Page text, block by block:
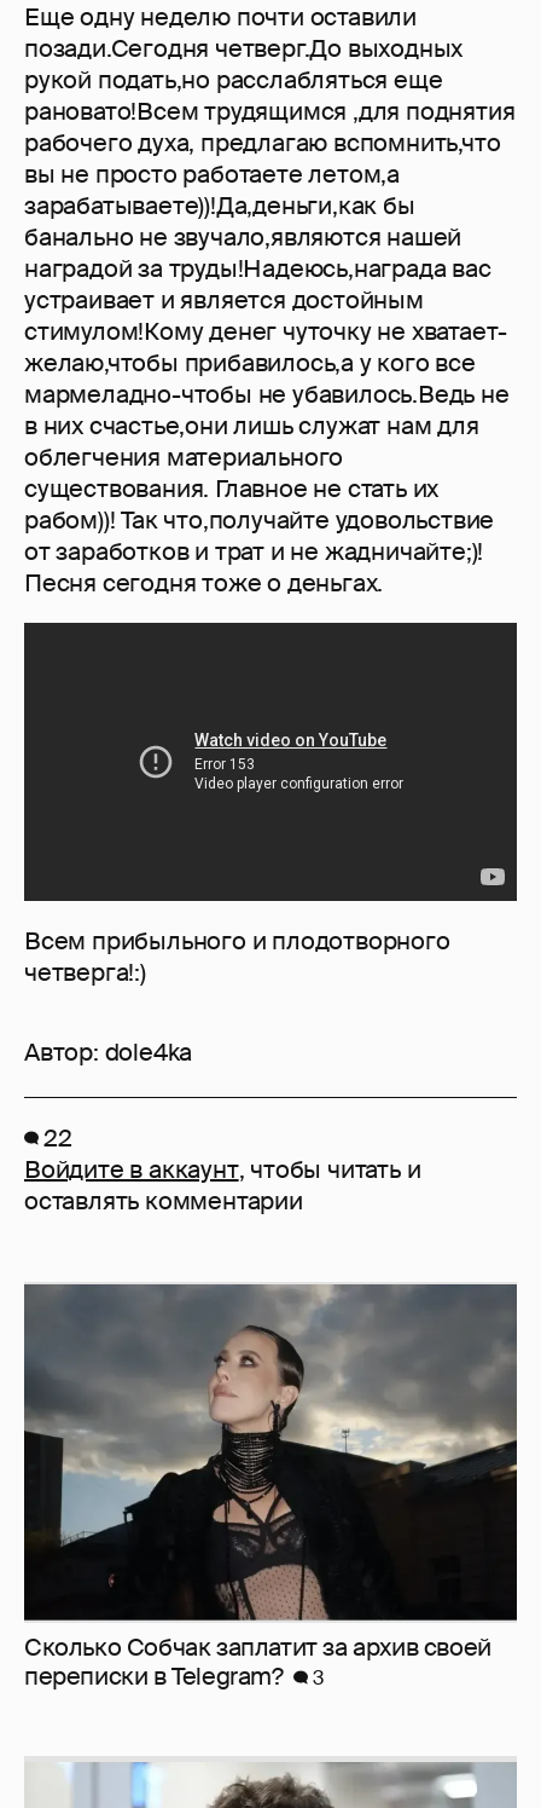
Еще одну неделю почти оставили
позади.Сегодня четверг.До выходных
рукой подать,но расслабляться еще
рановато!Всем трудящимся ,для поднятия
рабочего духа, предлагаю вспомнить,что
вы не просто работаете летом,а
зарабатываете))!Да,деньги,как бы
банально не звучало,являются нашей
наградой за труды!Надеюсь,награда вас
устраивает и является достойным
стимулом!Кому денег чуточку не хватает-
желаю,чтобы прибавилось,а у кого все
мармеладно-чтобы не убавилось.Ведь не
в них счастье,они лишь служат нам для
облегчения материального
существования. Главное не стать их
рабом))! Так что,получайте удовольствие
от заработков и трат и не жадничайте;)!
Песня сегодня тоже о деньгах.
Всем прибыльного и плодотворного
четверга!:)
Автор: dole4ka
22
Войдите в аккаунт, чтобы читать и
оставлять комментарии
Сколько Собчак заплатит за архив своей
перeписки в Telegram?
3